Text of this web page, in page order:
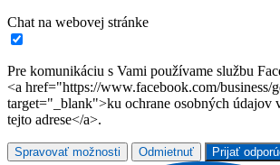
Chat na webovej stránke
Pre komunikáciu s Vami používame službu
<a href="https://www.facebook.com/business/
target="_blank">ku ochrane osobných údajov
tejto adrese</a>.
Spravovať možnosti Odmietnuť Prijať